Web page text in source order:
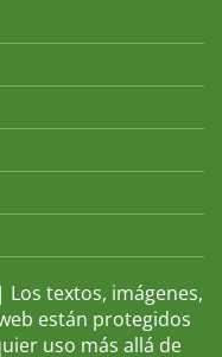
textos, imágenes,
están protegidos
uso más allá de